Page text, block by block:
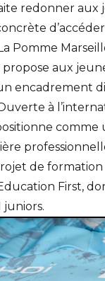
redonner aux
Pomme
aux
encadrement
à
de formation
First,
juniors.